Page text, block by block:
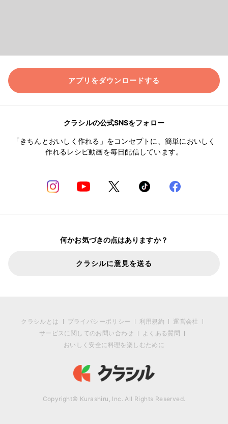
アプリをダウンロードする
クラシルの公式SNSをフォロー
「きちんとおいしく作れる」をコンセプトに、簡単においしく
作れるレシピ動画を毎日配信しています。
何かお気づきの点はありますか？
クラシルに意見を送る
クラシルとは プライバシーポリシー 利用規約
運営会社
サービスに関してのお問い合わせ
よくある質問
おいしく安全に料理を楽しむために
Copyright© Kurashiru, Inc. All Rights Reserved.